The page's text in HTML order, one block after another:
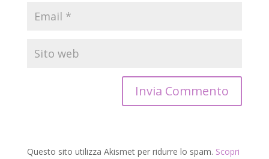
Questo sito utilizza Akismet per ridurre lo spam. Scopri